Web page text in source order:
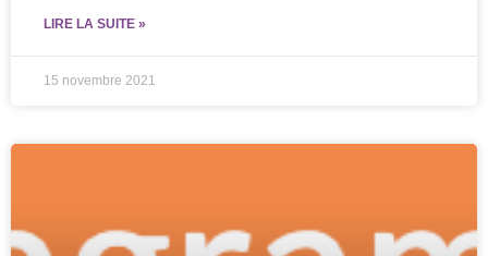
LIRE LA SUITE »
15 novembre 2021